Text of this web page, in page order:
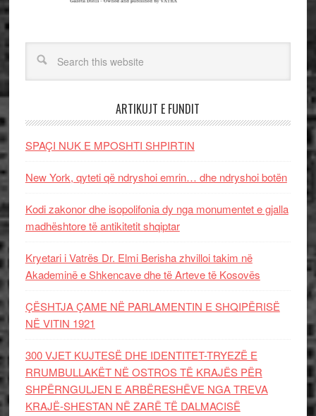
ARTIKUJT E FUNDIT
SPAÇI NUK E MPOSHTI SHPIRTIN
New York, qyteti që ndryshoi emrin… dhe ndryshoi botën
Kodi zakonor dhe isopolifonia dy nga monumentet e gjalla
madhështore të antikitetit shqiptar
Kryetari i Vatrës Dr. Elmi Berisha zhvilloi takim në
Akademinë e Shkencave dhe të Arteve të Kosovës
ÇËSHTJA ÇAME NË PARLAMENTIN E SHQIPËRISË
NË VITIN 1921
300 VJET KUJTESË DHE IDENTITET-TRYEZË E
RRUMBULLAKËT NË OSTROS TË KRAJËS PËR
SHPËRNGULJEN E ARBËRESHËVE NGA TREVA
KRAJË-SHESTAN NË ZARË TË DALMACISË